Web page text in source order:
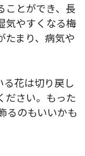
ことができ、長
気やすくなる梅
たまり、病気や
る花は切り戻し
ださい。もった
るのもいいかも